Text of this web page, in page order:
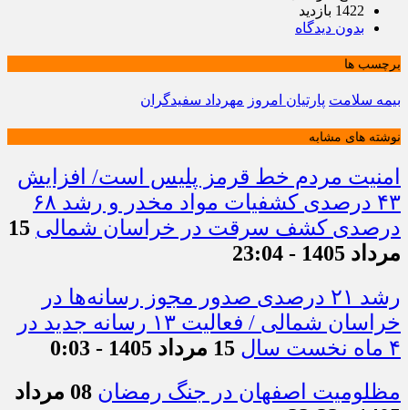
1422 بازدید
بدون دیدگاه
برچسب ها
بیمه سلامت پارتیان امروز مهرداد سفیدگران
نوشته های مشابه
امنیت مردم خط قرمز پلیس است/ افزایش
۴۳ درصدی کشفیات مواد مخدر و رشد ۶۸
درصدی کشف سرقت در خراسان شمالی 15
مرداد 1405 - 23:04
رشد ۲۱ درصدی صدور مجوز رسانه‌ها در
خراسان شمالی / فعالیت ۱۳ رسانه جدید در
۴ ماه نخست سال
15 مرداد 1405 - 0:03
مظلومیت اصفهان در جنگ رمضان
08 مرداد